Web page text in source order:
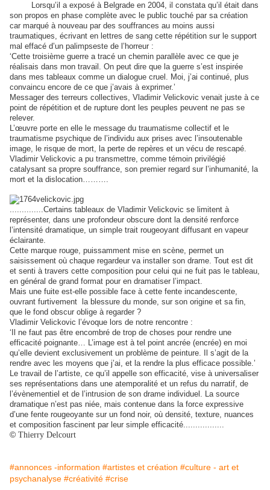
Lorsqu’il a exposé à Belgrade en 2004, il constata qu’il était dans
son propos en phase complète avec le public touché par sa création
car marqué à nouveau par des souffrances au moins aussi
traumatiques, écrivant en lettres de sang cette répétition sur le support
mal effacé d’un palimpseste de l’horreur :
‘Cette troisième guerre a tracé un chemin parallèle avec ce que je
réalisais dans mon travail. On peut dire que la guerre s’est inspirée
dans mes tableaux comme un dialogue cruel. Moi, j’ai continué, plus
convaincu encore de ce que j’avais à exprimer.’
Messager des terreurs collectives, Vladimir Velickovic venait juste à ce
point de répétition et de rupture dont les peuples peuvent ne pas se
relever.
L’œuvre porte en elle le message du traumatisme collectif et le
traumatisme psychique de l’individu aux prises avec l’insoutenable
image, le risque de mort, la perte de repères et un vécu de rescapé.
Vladimir Velickovic a pu transmettre, comme témoin privilégié
catalysant sa propre souffrance, son premier regard sur l’inhumanité, la
mort et la dislocation……….
..............Certains tableaux de Vladimir Velickovic se limitent à
représenter, dans une profondeur obscure dont la densité renforce
l’intensité dramatique, un simple trait rougeoyant diffusant en vapeur
éclairante.
Cette marque rouge, puissamment mise en scène, permet un
saisissement où chaque regardeur va installer son drame. Tout est dit
et senti à travers cette composition pour celui qui ne fuit pas le tableau,
en général de grand format pour en dramatiser l’impact.
Mais une fuite est-elle possible face à cette fente incandescente,
ouvrant furtivement la blessure du monde, sur son origine et sa fin,
que le fond obscur oblige à regarder ?
Vladimir Velickovic l’évoque lors de notre rencontre :
‘Il ne faut pas être encombré de trop de choses pour rendre une
efficacité poignante… L’image est à tel point ancrée (encrée) en moi
qu’elle devient exclusivement un problème de peinture. Il s’agit de la
rendre avec les moyens que j’ai, et la rendre la plus efficace possible.’
Le travail de l’artiste, ce qu’il appelle son efficacité, vise à universaliser
ses représentations dans une atemporalité et un refus du narratif, de
l’évènementiel et de l’intrusion de son drame individuel. La source
dramatique n’est pas niée, mais contenue dans la force expressive
d’une fente rougeoyante sur un fond noir, où densité, texture, nuances
et composition fascinent par leur simple efficacité.................
© Thierry Delcourt
#annonces -information #artistes et création #culture - art et
psychanalyse #créativité #crise